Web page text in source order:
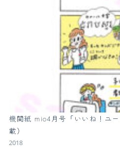
機関紙 mio4月号「いいね！ユ
載）
2018